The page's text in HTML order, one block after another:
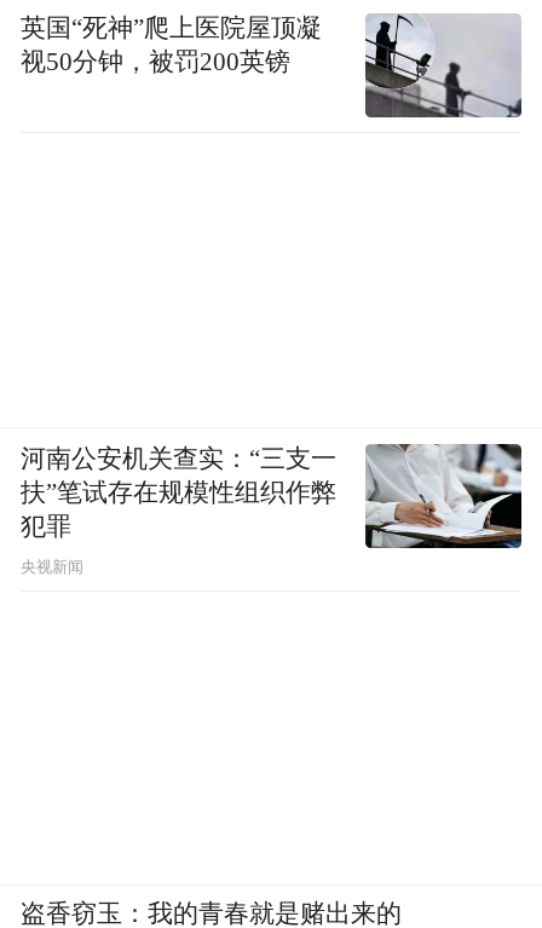
英国“死神”爬上医院屋顶凝
视50分钟，被罚200英镑
河南公安机关查实：“三支一
扶”笔试存在规模性组织作弊
犯罪
央视新闻
盗香窃玉：我的青春就是赌出来的